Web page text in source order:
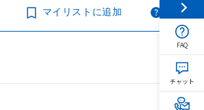
マイリストに追加
FAQ
チャット